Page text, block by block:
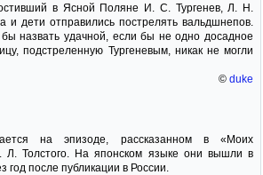
в Ясной Поляне И. С. Тургенев, Л. Н.
и дети отправились пострелять вальдшнепов.
назвать удачной, если бы не одно досадное
подстреленную Тургеневым, никак не могли
© duke
на эпизоде, рассказанном в «Моих
Л. Толстого. На японском языке они вышли в
год после публикации в России.